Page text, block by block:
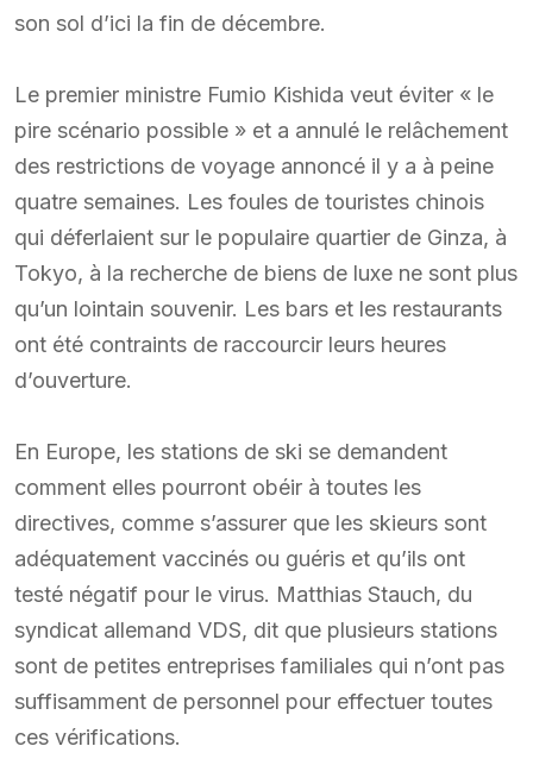
son sol d’ici la fin de décembre.
Le premier ministre Fumio Kishida veut éviter « le
pire scénario possible » et a annulé le relâchement
des restrictions de voyage annoncé il y a à peine
quatre semaines. Les foules de touristes chinois
qui déferlaient sur le populaire quartier de Ginza, à
Tokyo, à la recherche de biens de luxe ne sont plus
qu’un lointain souvenir. Les bars et les restaurants
ont été contraints de raccourcir leurs heures
d’ouverture.
En Europe, les stations de ski se demandent
comment elles pourront obéir à toutes les
directives, comme s’assurer que les skieurs sont
adéquatement vaccinés ou guéris et qu’ils ont
testé négatif pour le virus. Matthias Stauch, du
syndicat allemand VDS, dit que plusieurs stations
sont de petites entreprises familiales qui n’ont pas
suffisamment de personnel pour effectuer toutes
ces vérifications.